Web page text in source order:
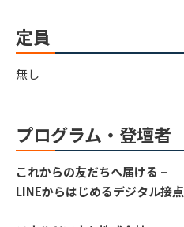
定員
無し
プログラム・登壇者
これからの友だちへ届ける –
LINEからはじめるデジタル接点